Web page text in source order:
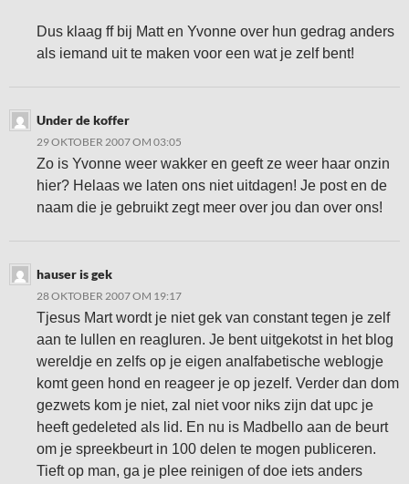
Dus klaag ff bij Matt en Yvonne over hun gedrag anders
als iemand uit te maken voor een wat je zelf bent!
Under de koffer
29 OKTOBER 2007 OM 03:05
Zo is Yvonne weer wakker en geeft ze weer haar onzin
hier? Helaas we laten ons niet uitdagen! Je post en de
naam die je gebruikt zegt meer over jou dan over ons!
hauser is gek
28 OKTOBER 2007 OM 19:17
Tjesus Mart wordt je niet gek van constant tegen je zelf
aan te lullen en reagluren. Je bent uitgekotst in het blog
wereldje en zelfs op je eigen analfabetische weblogje
komt geen hond en reageer je op jezelf. Verder dan dom
gezwets kom je niet, zal niet voor niks zijn dat upc je
heeft gedeleted als lid. En nu is Madbello aan de beurt
om je spreekbeurt in 100 delen te mogen publiceren.
Tieft op man, ga je plee reinigen of doe iets anders